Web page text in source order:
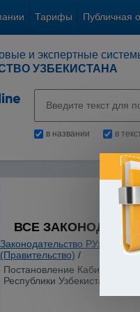
Тарифы Публичная
и экспертные
УЗБЕКИСТАНА
в названии в
ВСЕ
Законодательство РУз
(Правительство) /
Постановление Кабинета
Республики Узбекистан"